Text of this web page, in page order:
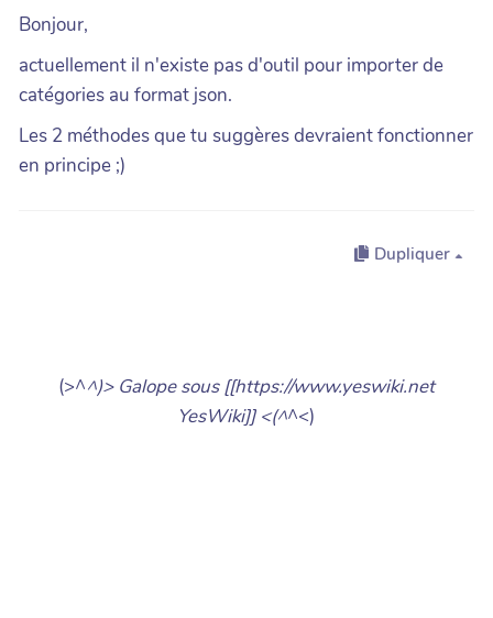
Bonjour,
actuellement il n'existe pas d'outil pour importer de
catégories au format json.
Les 2 méthodes que tu suggères devraient fonctionner
en principe ;)
Dupliquer
(>^^)> Galope sous [[https://www.yeswiki.net
YesWiki]] <(^^<)